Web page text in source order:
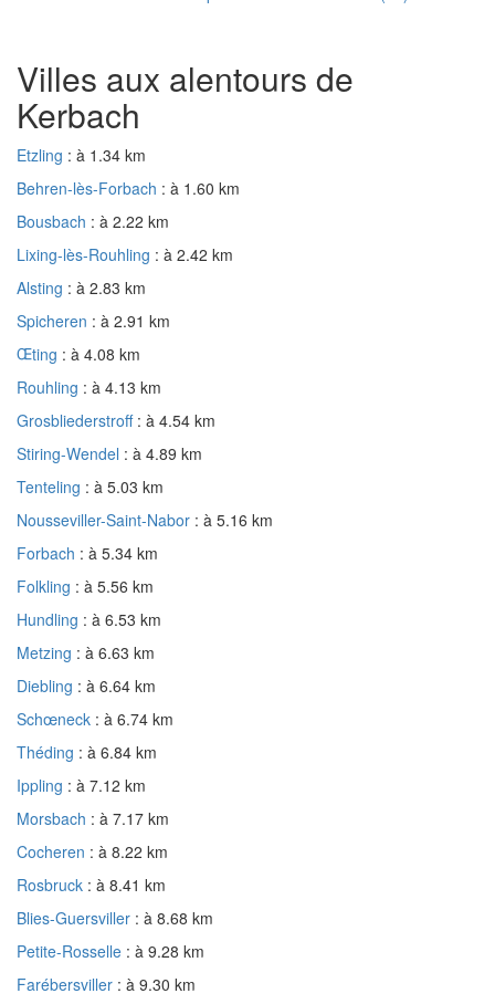
Villes aux alentours de
Kerbach
Etzling : à 1.34 km
Behren-lès-Forbach : à 1.60 km
Bousbach : à 2.22 km
Lixing-lès-Rouhling : à 2.42 km
Alsting : à 2.83 km
Spicheren : à 2.91 km
Œting : à 4.08 km
Rouhling : à 4.13 km
Grosbliederstroff : à 4.54 km
Stiring-Wendel : à 4.89 km
Tenteling : à 5.03 km
Nousseviller-Saint-Nabor : à 5.16 km
Forbach : à 5.34 km
Folkling : à 5.56 km
Hundling : à 6.53 km
Metzing : à 6.63 km
Diebling : à 6.64 km
Schœneck : à 6.74 km
Théding : à 6.84 km
Ippling : à 7.12 km
Morsbach : à 7.17 km
Cocheren : à 8.22 km
Rosbruck : à 8.41 km
Blies-Guersviller : à 8.68 km
Petite-Rosselle : à 9.28 km
Farébersviller : à 9.30 km